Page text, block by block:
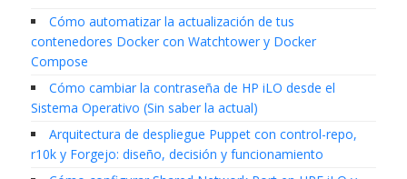
Cómo automatizar la actualización de tus
contenedores Docker con Watchtower y Docker
Compose
Cómo cambiar la contraseña de HP iLO desde el
Sistema Operativo (Sin saber la actual)
Arquitectura de despliegue Puppet con control-repo,
r10k y Forgejo: diseño, decisión y funcionamiento